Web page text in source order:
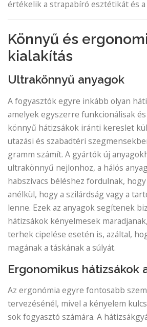
értékelik a strapabíró esztétikát és
Könnyű és
kialakítás
Ultrakönnyű anyagok
A fogyasztók egyre inkább olyan
amelyek egyszerre funkcionálisak
könnyű hátizsákok iránti kereslet
utazási és szabadtéri
gramm számít. A gyártók új
ultrakönnyű nejlonhoz, a hálós
habszivacs béléshez fordulnak,
anélkül, hogy a szilárdság vagy a
lenne. Ezek az anyagok segítenek
hátizsákok kényelmesek
terhek cipelése esetén is, azáltal,
magának a táskának a súlyát.
Ergonomikus hátizsákok
Az ergonómia egyre fontosabb
tervezésénél, mivel a kényelem
sok fogyasztó számára. A